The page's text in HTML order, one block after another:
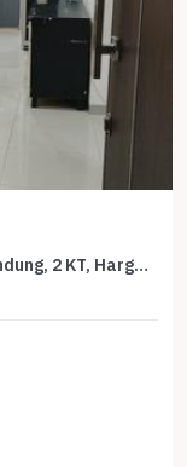
Rumah Sewaan Murah di Buah Batu, Bandung, 2 KT, Harga 42 Juta /tahun